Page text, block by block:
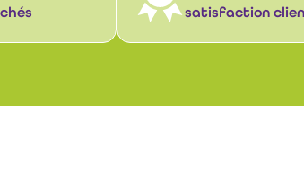
satisfaction